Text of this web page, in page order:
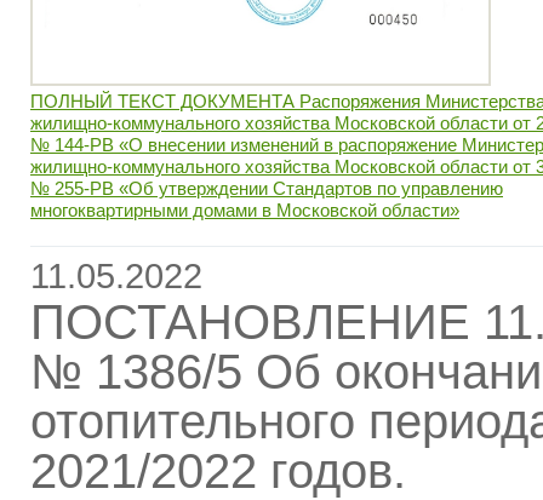
ПОЛНЫЙ ТЕКСТ ДОКУМЕНТА Распоряжения
жилищно-коммунального хозяйства Московской области от
№ 144-РВ «О внесении изменений в распоряжение
жилищно-коммунального хозяйства Московской области от
№ 255-РВ «Об утверждении Стандартов по управлению
многоквартирными домами в Московской области»
11.05.2022
ПОСТАНОВЛЕНИЕ
№ 1386/5 Об
отопительного
2021/2022 годов.